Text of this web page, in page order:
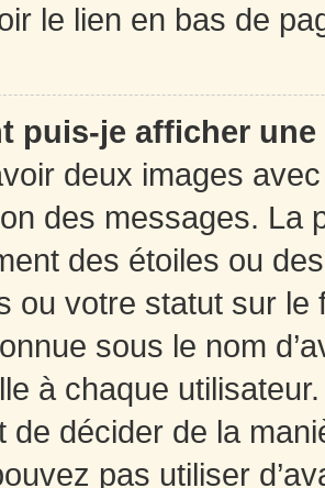
le lien en bas de
puis-je afficher
deux images
des messages. La
des étoiles ou
ou votre statut sur
sous le nom
à chaque utilisateur.
de décider de la
pas utiliser